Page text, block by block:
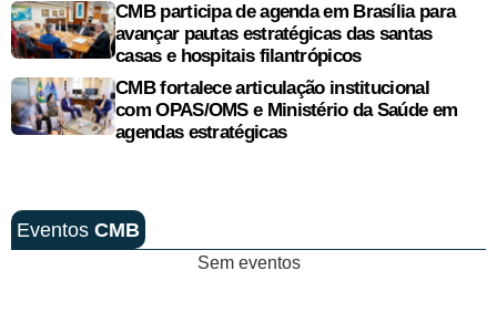
CMB participa de agenda em Brasília para
avançar pautas estratégicas das santas
casas e hospitais filantrópicos
CMB fortalece articulação institucional
com OPAS/OMS e Ministério da Saúde em
agendas estratégicas
Eventos CMB
Sem eventos